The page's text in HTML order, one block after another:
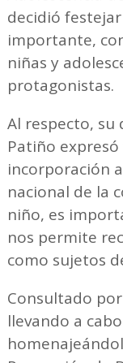
decidió
importante,
niñas y
protagonistas.
Al respecto, su
Patiño expresó
incorporación
nacional de la
niño, es
nos permite
como sujetos
Consultado
llevando a